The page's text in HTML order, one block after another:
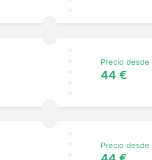
Precio desde
44 €
Precio desde